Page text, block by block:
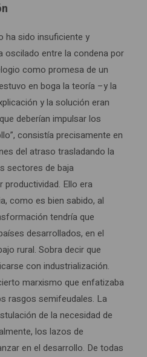
ha sido insuficiente y
oscilado entre la condena por
como promesa de un
en boga la teoría –y la
y la solución eran
deberían impulsar los
consistía precisamente en
del atraso trasladando la
sectores de baja
productividad. Ello era
como es bien sabido, al
tendría que
desarrollados, en el
rural. Sobra decir que
con industrialización.
marxismo que enfatizaba
rasgos semifeudales. La
de la necesidad de
los lazos de
en el desarrollo. De todas